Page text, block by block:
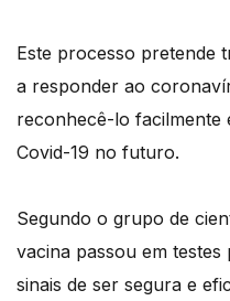
Este processo pretende
a responder ao
reconhecê-lo facilmente
Covid-19 no futuro.
Segundo o grupo de
vacina passou em
sinais de ser segura e